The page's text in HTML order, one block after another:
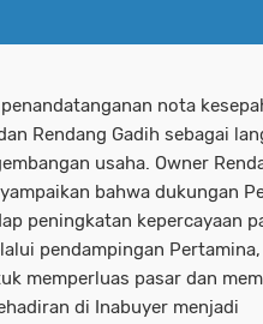
nota
Rendang Gadih sebagai
usaha. Owner
bahwa dukungan
peningkatan kepercayaan
pendampingan
memperluas pasar dan
di Inabuyer menjadi